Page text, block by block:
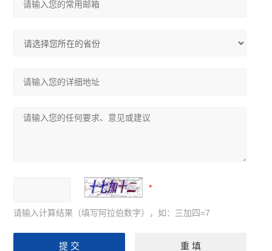
请输入计算结果（填写阿拉伯数字），如：三加四=7